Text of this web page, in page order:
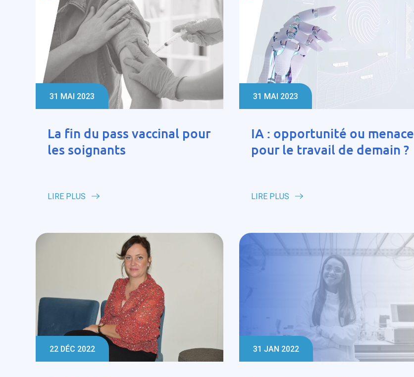
31 MAI 2023
La fin du pass vaccinal pour
les soignants
LIRE PLUS
31 MAI 2023
IA : opportunité ou menace
pour le travail de demain ?
LIRE PLUS
22 DÉC 2022 31 JAN 2022